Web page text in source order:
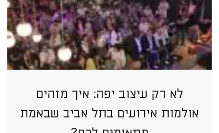
לא רק עיצוב יפה: איך מזהים
אולמות אירועים בתל אביב שבאמת